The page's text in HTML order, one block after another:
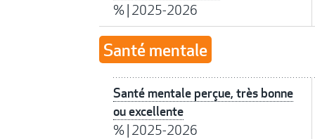
%| 2025-2026
Santé mentale
Santé mentale perçue, très bonne
ou excellente
%| 2025-2026